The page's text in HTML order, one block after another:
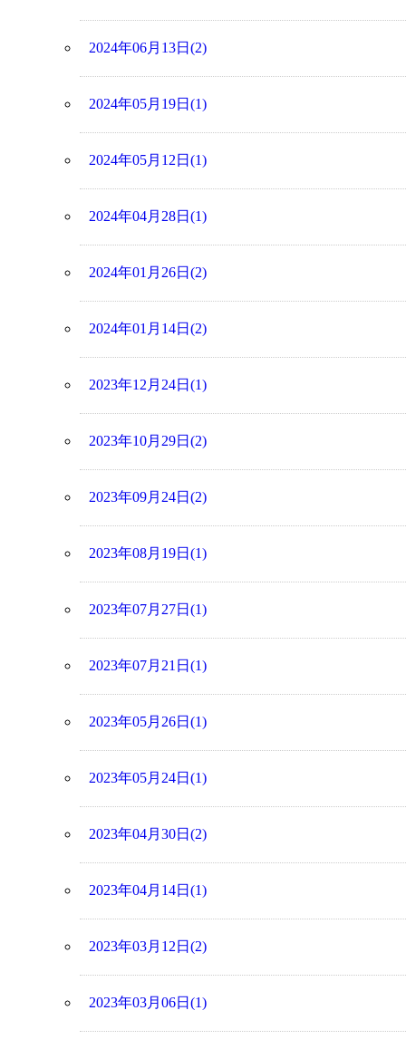
2024年06月13日(2)
2024年05月19日(1)
2024年05月12日(1)
2024年04月28日(1)
2024年01月26日(2)
2024年01月14日(2)
2023年12月24日(1)
2023年10月29日(2)
2023年09月24日(2)
2023年08月19日(1)
2023年07月27日(1)
2023年07月21日(1)
2023年05月26日(1)
2023年05月24日(1)
2023年04月30日(2)
2023年04月14日(1)
2023年03月12日(2)
2023年03月06日(1)